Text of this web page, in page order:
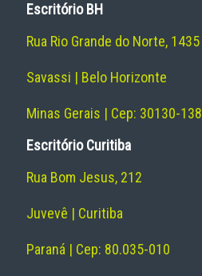
Escritório BH
Rua Rio Grande do Norte, 1435
Savassi | Belo Horizonte
Minas Gerais | Cep: 30130-138
Escritório Curitiba
Rua Bom Jesus, 212
Juvevê | Curitiba
Paraná | Cep: 80.035-010